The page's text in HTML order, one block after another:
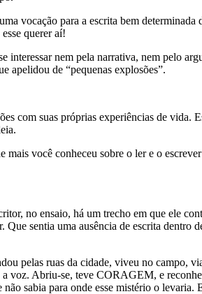
vocação para a escrita bem
querer aí!
nem pela narrativa, nem pelo
apelidou de “pequenas explosões”.
com suas próprias experiências de vida.
você conheceu sobre o ler e o
no ensaio, há um trecho em que ele
sentia uma ausência de escrita dentro
pelas ruas da cidade, viveu no
voz. Abriu-se, teve CORAGEM, e
sabia para onde esse mistério o